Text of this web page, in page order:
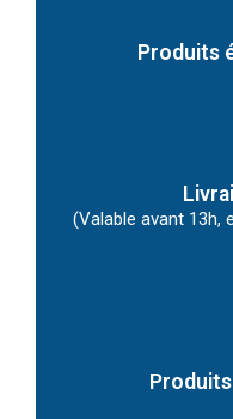
Produits
(Valable avant 13h,